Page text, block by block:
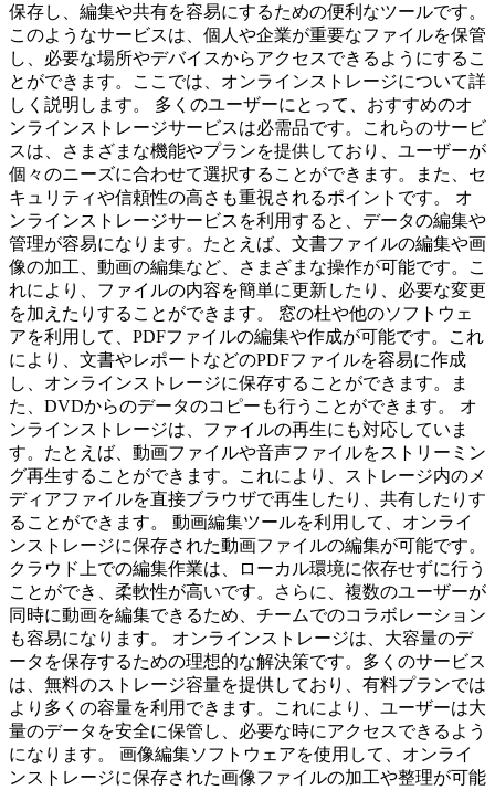
保存し、編集や共有を容易にするための便利なツールです。
このようなサービスは、個人や企業が重要なファイルを保管
し、必要な場所やデバイスからアクセスできるようにするこ
とができます。ここでは、オンラインストレージについて詳
しく説明します。 多くのユーザーにとって、おすすめのオ
ンラインストレージサービスは必需品です。これらのサービ
スは、さまざまな機能やプランを提供しており、ユーザーが
個々のニーズに合わせて選択することができます。また、セ
キュリティや信頼性の高さも重視されるポイントです。 オ
ンラインストレージサービスを利用すると、データの編集や
管理が容易になります。たとえば、文書ファイルの編集や画
像の加工、動画の編集など、さまざまな操作が可能です。こ
れにより、ファイルの内容を簡単に更新したり、必要な変更
を加えたりすることができます。 窓の杜や他のソフトウェ
アを利用して、PDFファイルの編集や作成が可能です。これ
により、文書やレポートなどのPDFファイルを容易に作成
し、オンラインストレージに保存することができます。ま
た、DVDからのデータのコピーも行うことができます。 オ
ンラインストレージは、ファイルの再生にも対応していま
す。たとえば、動画ファイルや音声ファイルをストリーミン
グ再生することができます。これにより、ストレージ内のメ
ディアファイルを直接ブラウザで再生したり、共有したりす
ることができます。 動画編集ツールを利用して、オンライ
ンストレージに保存された動画ファイルの編集が可能です。
クラウド上での編集作業は、ローカル環境に依存せずに行う
ことができ、柔軟性が高いです。さらに、複数のユーザーが
同時に動画を編集できるため、チームでのコラボレーション
も容易になります。 オンラインストレージは、大容量のデ
ータを保存するための理想的な解決策です。多くのサービス
は、無料のストレージ容量を提供しており、有料プランでは
より多くの容量を利用できます。これにより、ユーザーは大
量のデータを安全に保管し、必要な時にアクセスできるよう
になります。 画像編集ソフトウェアを使用して、オンライ
ンストレージに保存された画像ファイルの加工や整理が可能